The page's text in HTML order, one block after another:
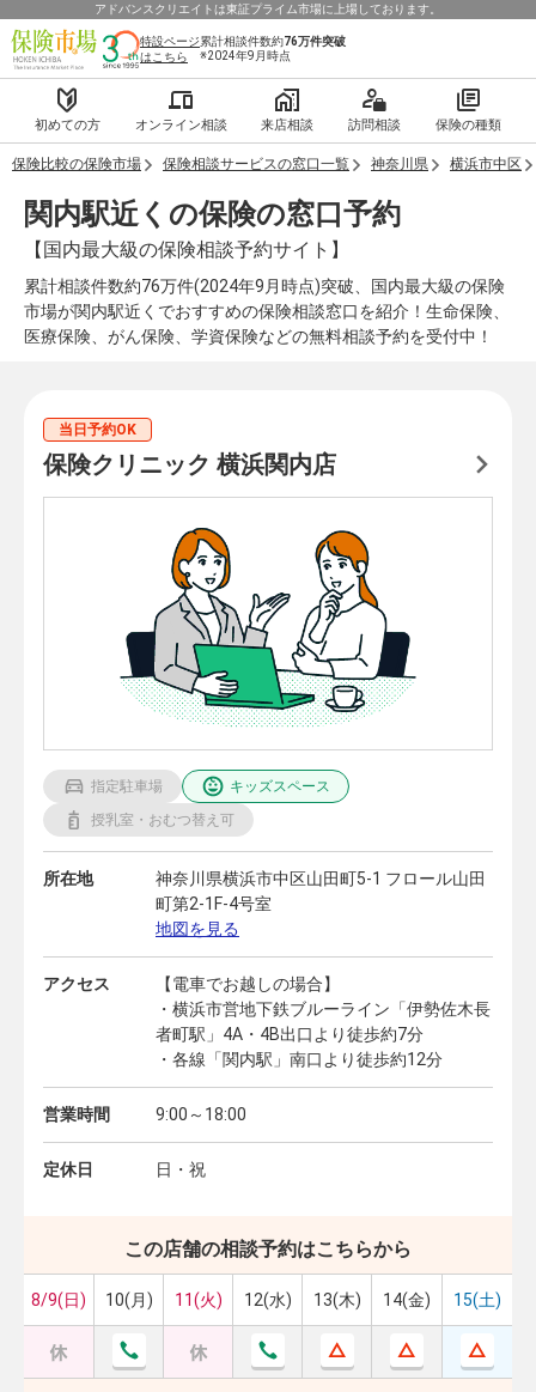
アドバンスクリエイトは東証プライム市場に上場しております。
特設ページ
はこちら
累計相談件数約76万件突破
※2024年9月時点
初めての方 オンライン相談 来店相談 訪問相談 保険の種類
保険比較の保険市場 保険相談サービスの窓口一覧 神奈川県 横浜市中区
関内駅近くの保険の窓口予約
【国内最大級の保険相談予約サイト】
累計相談件数約76万件(2024年9月時点)突破、国内最大級の保険
市場が関内駅近くでおすすめの保険相談窓口を紹介！生命保険、
医療保険、がん保険、学資保険などの無料相談予約を受付中！
当日予約OK
保険クリニック 横浜関内店
指定駐車場
キッズスペース
授乳室・おむつ替え可
所在地
神奈川県横浜市中区山田町5-1 フロール山田
町第2-1F-4号室
地図を見る
アクセス
【電車でお越しの場合】
・横浜市営地下鉄ブルーライン「伊勢佐木長
者町駅」4A・4B出口より徒歩約7分
・各線「関内駅」南口より徒歩約12分
営業時間 9:00～18:00
定休日 日・祝
この店舗の相談予約はこちらから
8/9(日) 10(月) 11(火) 12(水) 13(木) 14(金) 15(土)